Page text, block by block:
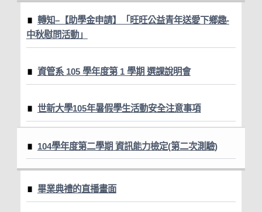
轉知–【助學金申請】「旺旺公益青年送愛下鄉趣-
中秋慰問活動」
資管系 105 學年度第 1 學期 選課說明會
世新大學105年暑假學生活動安全注意事項
104學年度第二學期 資訊能力檢定(第二次測驗)
畢業典禮的直播畫面